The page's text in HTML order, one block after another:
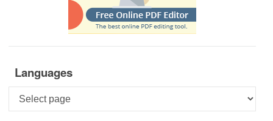
Languages
Languages